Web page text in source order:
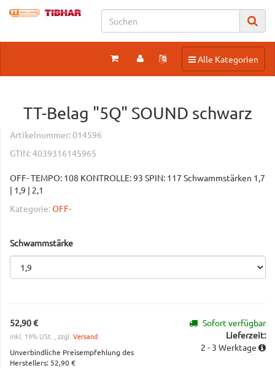
Toggle navigation
Alle Kategorien
TT-Belag "5Q" SOUND schwarz
Artikelnummer:014596
GTIN:4039316145965
OFF- TEMPO: 108 KONTROLLE: 93 SPIN: 117 Schwammstärken 1,7
| 1,9 | 2,1
Kategorie:OFF-
Schwammstärke
52,90 €
inkl. 19% USt. , zzgl. Versand
Unverbindliche Preisempfehlung des
Herstellers: 52,90 €
Sofort verfügbar
Lieferzeit:
2 - 3 Werktage